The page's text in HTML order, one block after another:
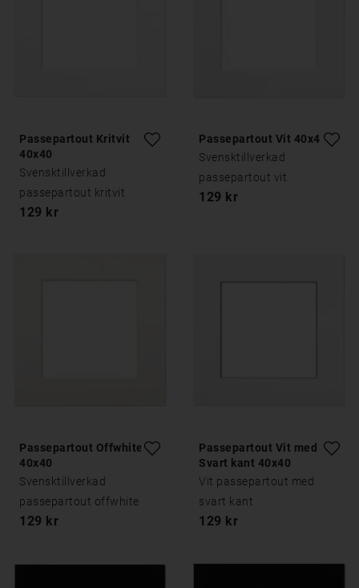
Passepartout Kritvit
40x40
Svensktillverkad
passepartout kritvit
129 kr
Passepartout Vit 40x40
Svensktillverkad
passepartout vit
129 kr
Passepartout Offwhite
40x40
Svensktillverkad
passepartout offwhite
129 kr
Passepartout Vit med
Svart kant 40x40
Vit passepartout med
svart kant
129 kr